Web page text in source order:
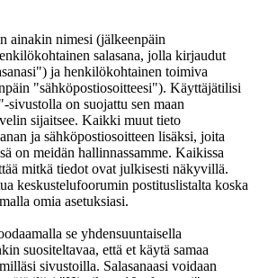
ainakin nimesi (jälkeenpäin
salasana, jolla kirjaudut
ja henkilökohtainen toimiva
"sähköpostiosoitteesi"). Käyttäjätilisi
on suojattu sen maan
sijaitsee. Kaikki muut tieto
ja sähköpostiosoitteen lisäksi, joita
on meidän hallinnassamme. Kaikissa
mitkä tiedot ovat julkisesti näkyvillä.
keskustelufoorumin postituslistalta koska
omia asetuksiasi.
se yhdensuuntaisella
suositeltavaa, että et käytä samaa
sivustoilla. Salasanaasi voidaan